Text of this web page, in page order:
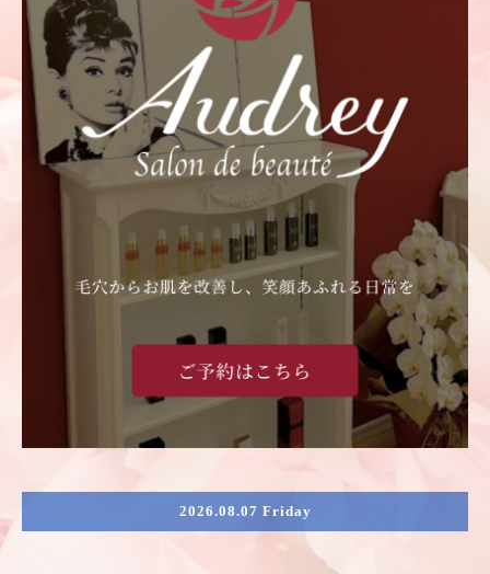
2026.08.07 Friday